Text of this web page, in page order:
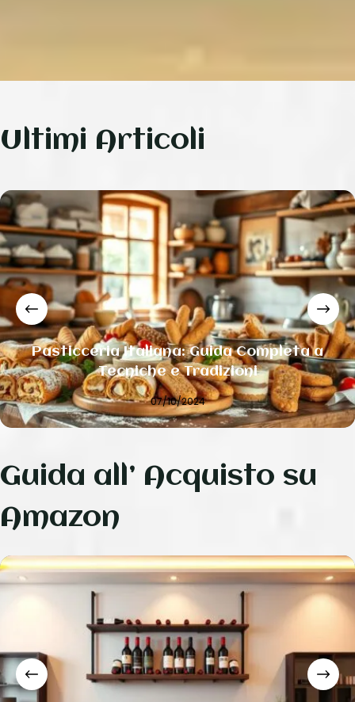
Ultimi Articoli
Pasticceria Italiana: Guida Completa a
Tecniche e Tradizioni
07/10/2024
Guida all’ Acquisto su
Amazon